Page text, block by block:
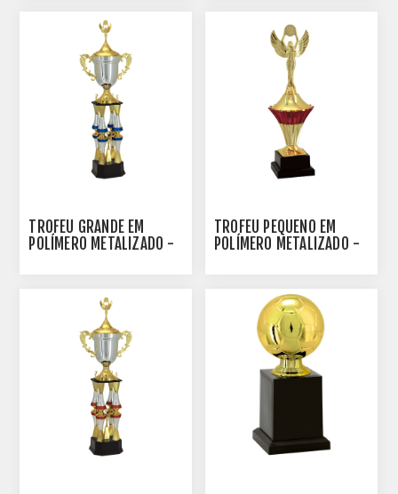
TROFÉU GRANDE EM
POLÍMERO METALIZADO -
TROFÉU PEQUENO EM
POLÍMERO METALIZADO -